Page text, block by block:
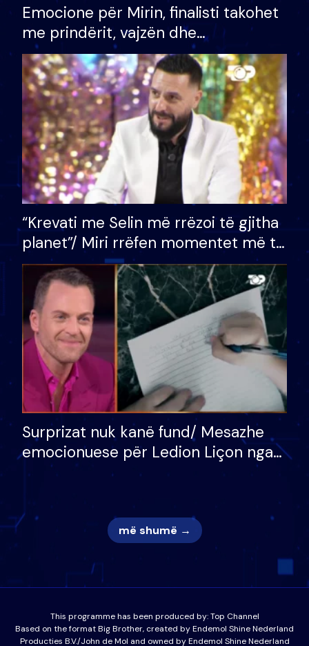
Emocione për Mirin, finalisti takohet
me prindërit, vajzën dhe
bashkëshorten: S’kemi ndonjë letër
divorci apo jo?
“Krevati me Selin më rrëzoi të gjitha
planet”/ Miri rrëfen momentet më të
bukura në shtëpinë e BB VIP: Do më
mungojë zilja e mëngjesit kur…
Surprizat nuk kanë fund/ Mesazhe
emocionuese për Ledion Liçon nga
nëna dhe fëmijët e tij, moderatori
më shumë →
This programme has been produced by:Top Channel
Based on the format Big Brother, created by Endemol Shine Nederland
Producties B.V./John de Mol and owned by Endemol Shine Nederland